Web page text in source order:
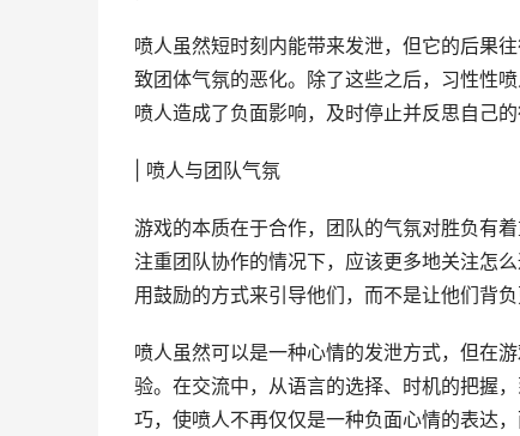
喷人虽然短时刻内能带来发泄，但它的后果
致团体气氛的恶化。除了这些之后，习性性
喷人造成了负面影响，及时停止并反思自己
| 喷人与团队气氛
游戏的本质在于合作，团队的气氛对胜负有
注重团队协作的情况下，应该更多地关注怎
用鼓励的方式来引导他们，而不是让他们背负
喷人虽然可以是一种心情的发泄方式，但在
验。在交流中，从语言的选择、时机的把握
巧，使喷人不再仅仅是一种负面心情的表达